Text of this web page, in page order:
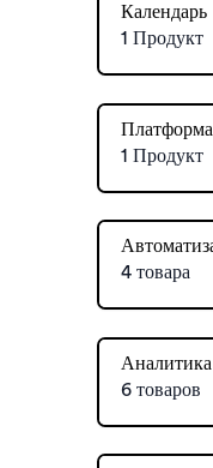
Календарь
1 Продукт
1 Продукт
4 товара
Аналитика
6 товаров